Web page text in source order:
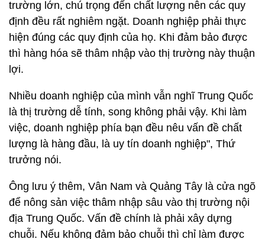
trường lớn, chú trọng đến chất lượng nên các quy
định đều rất nghiêm ngặt. Doanh nghiệp phải thực
hiện đúng các quy định của họ. Khi đảm bảo được
thì hàng hóa sẽ thâm nhập vào thị trường này thuận
lợi.
Nhiều doanh nghiệp của mình vẫn nghĩ Trung Quốc
là thị trường dễ tính, song không phải vậy. Khi làm
việc, doanh nghiệp phía bạn đều nêu vấn đề chất
lượng là hàng đầu, là uy tín doanh nghiệp", Thứ
trưởng nói.
Ông lưu ý thêm, Vân Nam và Quảng Tây là cửa ngõ
để nông sản việc thâm nhập sâu vào thị trường nội
địa Trung Quốc. Vấn đề chính là phải xây dựng
chuỗi. Nếu không đảm bảo chuỗi thì chỉ làm được